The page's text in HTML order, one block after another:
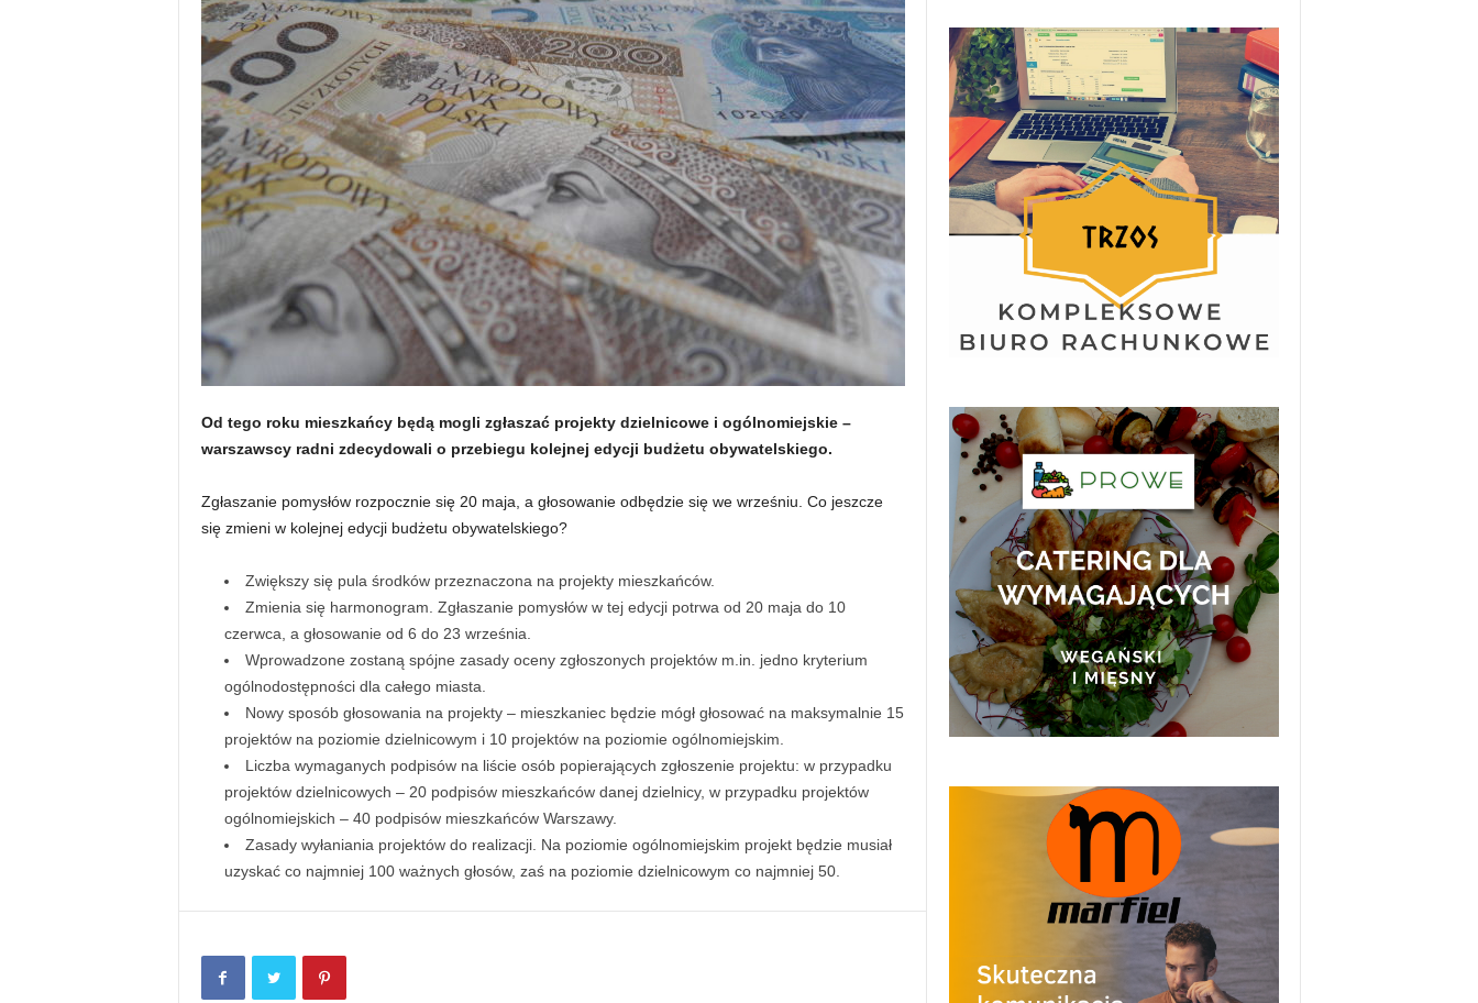
Od tego roku mieszkańcy będą mogli zgłaszać projekty dzielnicowe i ogólnomiejskie –
warszawscy radni zdecydowali o przebiegu kolejnej edycji budżetu obywatelskiego.
Zgłaszanie pomysłów rozpocznie się 20 maja, a głosowanie odbędzie się we wrześniu. Co jeszcze
się zmieni w kolejnej edycji budżetu obywatelskiego?
Zwiększy się pula środków przeznaczona na projekty mieszkańców.
Zmienia się harmonogram. Zgłaszanie pomysłów w tej edycji potrwa od 20 maja do 10
czerwca, a głosowanie od 6 do 23 września.
Wprowadzone zostaną spójne zasady oceny zgłoszonych projektów m.in. jedno kryterium
ogólnodostępności dla całego miasta.
Nowy sposób głosowania na projekty – mieszkaniec będzie mógł głosować na maksymalnie 15
projektów na poziomie dzielnicowym i 10 projektów na poziomie ogólnomiejskim.
Liczba wymaganych podpisów na liście osób popierających zgłoszenie projektu: w przypadku
projektów dzielnicowych – 20 podpisów mieszkańców danej dzielnicy, w przypadku projektów
ogólnomiejskich – 40 podpisów mieszkańców Warszawy.
Zasady wyłaniania projektów do realizacji. Na poziomie ogólnomiejskim projekt będzie musiał
uzyskać co najmniej 100 ważnych głosów, zaś na poziomie dzielnicowym co najmniej 50.